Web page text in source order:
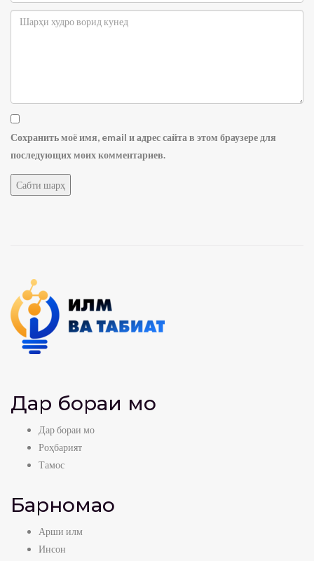
Сохранить моё имя, email и адрес сайта в этом браузере для
последующих моих комментариев.
Дар бораи мо
Дар бораи мо
Роҳбарият
Тамос
Барномаҳо
Арши илм
Инсон